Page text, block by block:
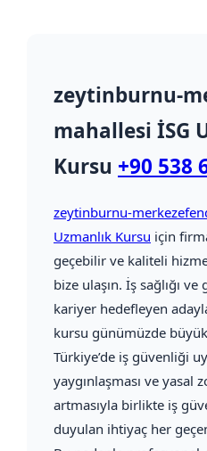
zeytinburnu-
mahallesi İSG
Kursu +90 538
zeytinburnu-
Uzmanlık Kursu için
geçebilir ve kaliteli
bize ulaşın. İş sağlığı
kariyer hedefleyen
kursu günümüzde
Türkiye’de iş güvenliği
yaygınlaşması ve yasal
artmasıyla birlikte iş
duyulan ihtiyaç her